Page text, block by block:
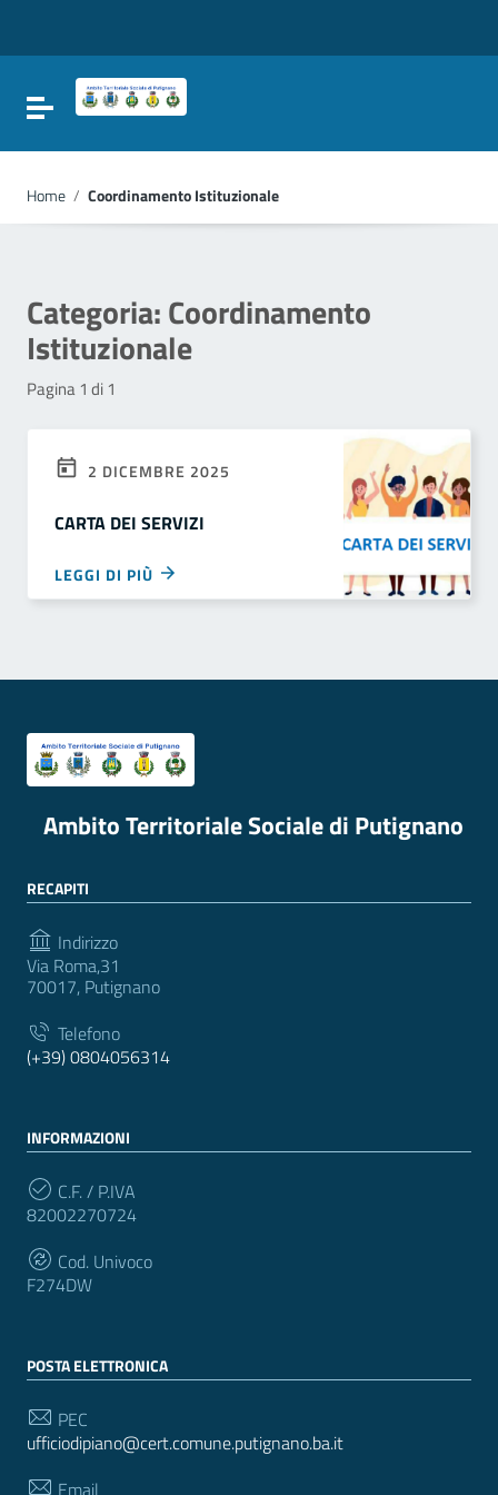
Vai al footer
Attiva / disattiva la navigazione
Home / Coordinamento Istituzionale
Categoria:Coordinamento
Istituzionale
Pagina 1 di 1
2 DICEMBRE 2025
CARTA DEI SERVIZI
LEGGI DI PIÙ
Ambito Territoriale Sociale di Putignano
RECAPITI
Indirizzo
Via Roma,31
70017, Putignano
Telefono
(+39) 0804056314
INFORMAZIONI
C.F. / P.IVA
82002270724
Cod. Univoco
F274DW
POSTA ELETTRONICA
PEC
ufficiodipiano@cert.comune.putignano.ba.it
Email